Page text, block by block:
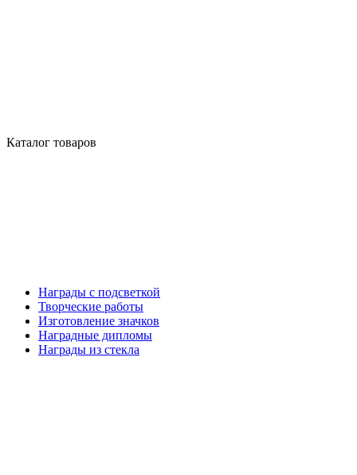
Каталог товаров
Награды с подсветкой
Творческие работы
Изготовление значков
Наградные дипломы
Награды из стекла